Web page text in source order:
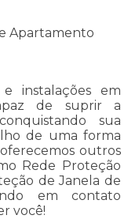
Apartamento
instalações em
de suprir a
sua
de uma forma
outros
Rede Proteção
de Janela de
em contato
você!